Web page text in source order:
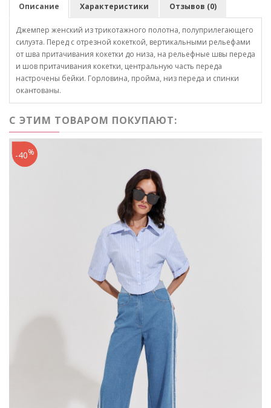
Описание Характеристики Отзывов (0)
Джемпер женский из трикотажного полотна, полуприлегающего
силуэта. Перед с отрезной кокеткой, вертикальными рельефами
от шва притачивания кокетки до низа, на рельефные швы переда
и шов притачивания кокетки, центральную часть переда
настрочены бейки. Горловина, пройма, низ переда и спинки
окантованы.
С ЭТИМ ТОВАРОМ ПОКУПАЮТ:
-40%